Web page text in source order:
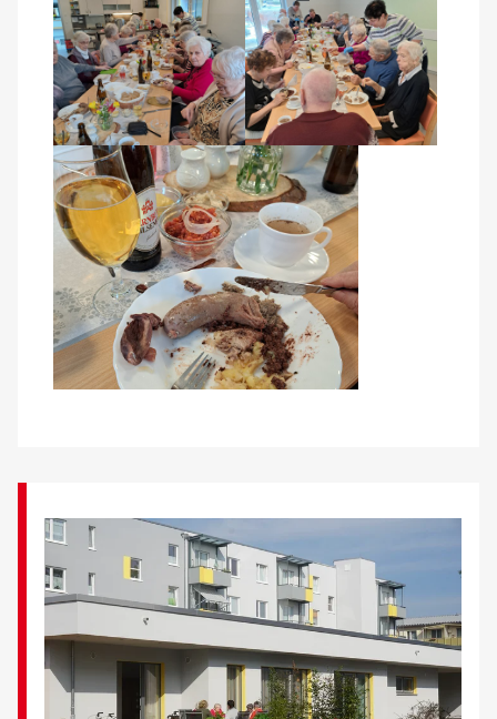
Karriere
Ausbildung
Glossar
Suche
Kontakt
AWO BB Süd